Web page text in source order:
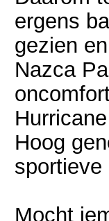
ergens
gezien
Nazca
Hoog
sportieve
Mocht